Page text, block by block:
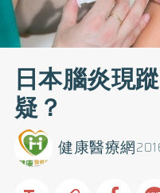
日本腦炎現
疑？
健康醫療網